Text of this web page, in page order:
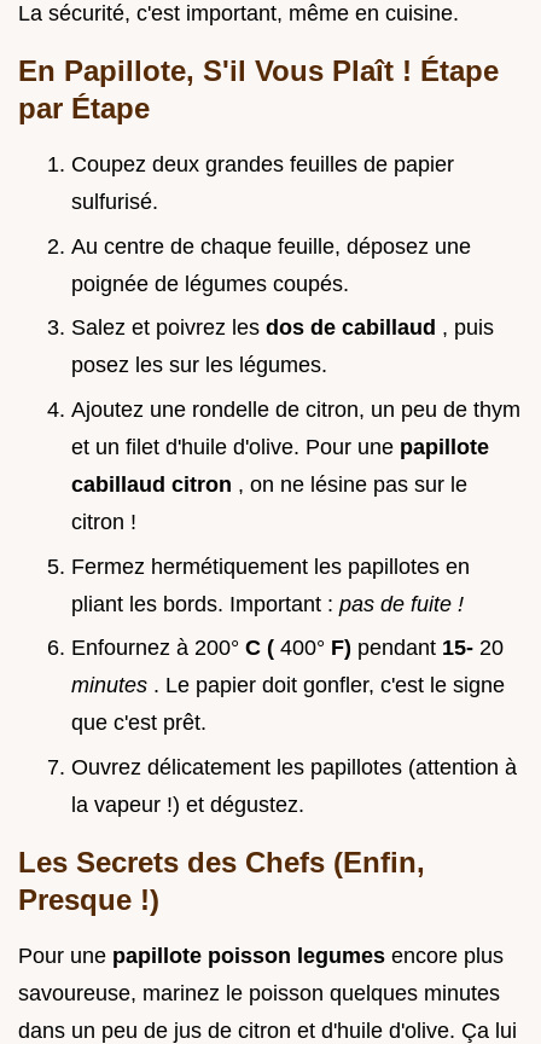
La sécurité, c'est important, même en cuisine.
En Papillote, S'il Vous Plaît ! Étape
par Étape
Coupez deux grandes feuilles de papier
sulfurisé.
Au centre de chaque feuille, déposez une
poignée de légumes coupés.
Salez et poivrez les dos de cabillaud , puis
posez les sur les légumes.
Ajoutez une rondelle de citron, un peu de thym
et un filet d'huile d'olive. Pour une papillote
cabillaud citron , on ne lésine pas sur le
citron !
Fermez hermétiquement les papillotes en
pliant les bords. Important : pas de fuite !
Enfournez à 200° C ( 400° F) pendant 15- 20
minutes . Le papier doit gonfler, c'est le signe
que c'est prêt.
Ouvrez délicatement les papillotes (attention à
la vapeur !) et dégustez.
Les Secrets des Chefs (Enfin,
Presque !)
Pour une papillote poisson legumes encore plus
savoureuse, marinez le poisson quelques minutes
dans un peu de jus de citron et d'huile d'olive. Ça lui